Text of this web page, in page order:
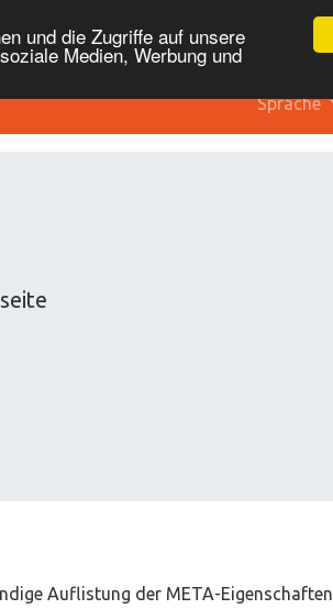
und die Zugriffe auf unsere
Medien, Werbung und
Sprache
Auflistung der META-Eigenschaften